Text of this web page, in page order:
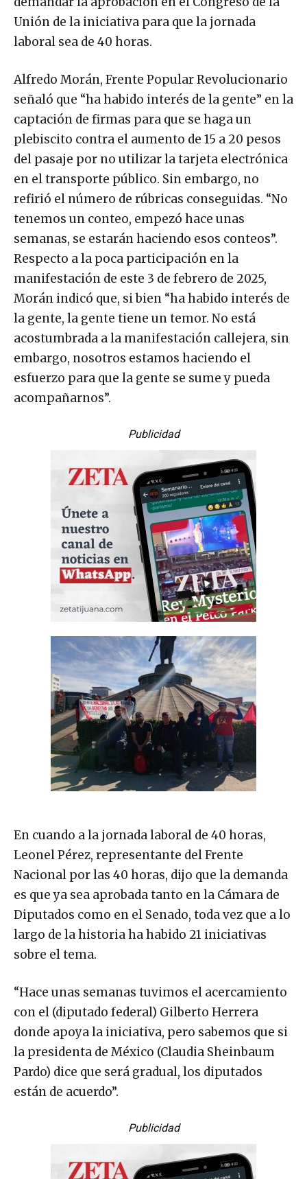
demandar la aprobación en el Congreso de la
Unión de la iniciativa para que la jornada
laboral sea de 40 horas.
Alfredo Morán, Frente Popular Revolucionario
señaló que “ha habido interés de la gente” en la
captación de firmas para que se haga un
plebiscito contra el aumento de 15 a 20 pesos
del pasaje por no utilizar la tarjeta electrónica
en el transporte público. Sin embargo, no
refirió el número de rúbricas conseguidas. “No
tenemos un conteo, empezó hace unas
semanas, se estarán haciendo esos conteos”.
Respecto a la poca participación en la
manifestación de este 3 de febrero de 2025,
Morán indicó que, si bien “ha habido interés de
la gente, la gente tiene un temor. No está
acostumbrada a la manifestación callejera, sin
embargo, nosotros estamos haciendo el
esfuerzo para que la gente se sume y pueda
acompañarnos”.
Publicidad
En cuando a la jornada laboral de 40 horas,
Leonel Pérez, representante del Frente
Nacional por las 40 horas, dijo que la demanda
es que ya sea aprobada tanto en la Cámara de
Diputados como en el Senado, toda vez que a lo
largo de la historia ha habido 21 iniciativas
sobre el tema.
“Hace unas semanas tuvimos el acercamiento
con el (diputado federal) Gilberto Herrera
donde apoya la iniciativa, pero sabemos que si
la presidenta de México (Claudia Sheinbaum
Pardo) dice que será gradual, los diputados
están de acuerdo”.
Publicidad